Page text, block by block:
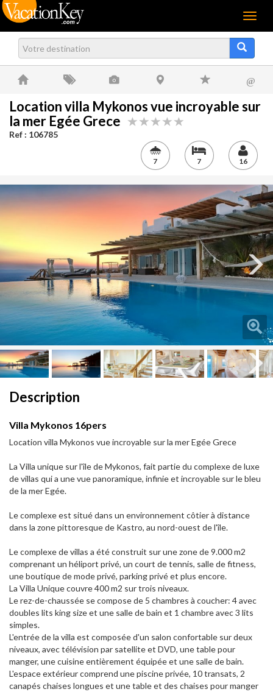
Menu
@
Location villa Mykonos vue incroyable sur
la mer Egée Grece
Ref : 106785
7 7 16
Next
Description
Villa Mykonos 16pers
Location villa Mykonos vue incroyable sur la mer Egée Grece
La Villa unique sur l'île de Mykonos, fait partie du complexe de luxe
de villas qui a une vue panoramique, infinie et incroyable sur le bleu
de la mer Egée.
Le complexe est situé dans un environnement côtier à distance
dans la zone pittoresque de Kastro, au nord-ouest de l'île.
Le complexe de villas a été construit sur une zone de 9.000 m2
comprenant un héliport privé, un court de tennis, salle de fitness,
une boutique de mode privé, parking privé et plus encore.
La Villa Unique couvre 400 m2 sur trois niveaux.
Le rez-de-chaussée se compose de 5 chambres à coucher: 4 avec
doubles lits king size et une salle de bain et 1 chambre avec 3 lits
simples.
L'entrée de la villa est composée d'un salon confortable sur deux
niveaux, avec télévision par satellite et DVD, une table pour
manger, une cuisine entièrement équipée et une salle de bain.
L'espace extérieur comprend une piscine privée, 10 transats, 2
canapés chaises longues et une table et des chaises pour manger